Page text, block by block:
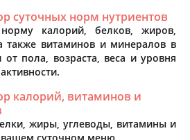
суточных норм нутриентов
норму калорий, белков, жиров,
также витаминов и минералов в
от пола, возраста, веса и уровня
калорий, витаминов и
жиры, углеводы, витамины и